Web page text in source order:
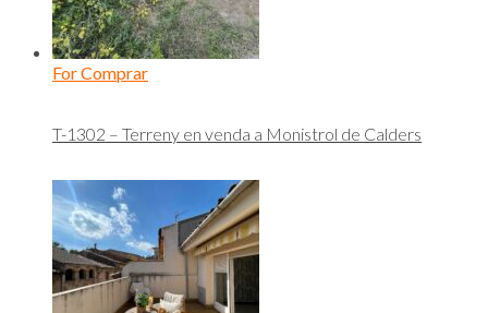
For Comprar
T-1302 – Terreny en venda a Monistrol de Calders